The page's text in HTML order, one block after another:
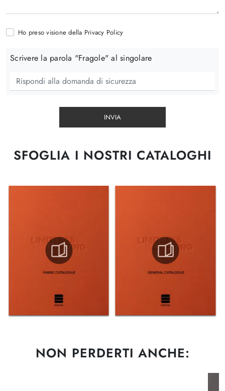
SFOGLIA I NOSTRI CATALOGHI
Ho preso visione della Privacy Policy
Scrivere la parola "Fragole" al singolare
INVIA
NON PERDERTI ANCHE: